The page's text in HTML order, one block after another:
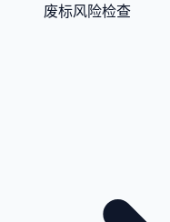
废标风险检查